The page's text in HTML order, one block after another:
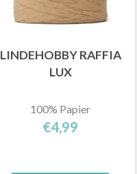
LINDEHOBBY RAFFIA
LUX
100% Papier
€4,99